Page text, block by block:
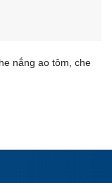
nắng ao tôm, che